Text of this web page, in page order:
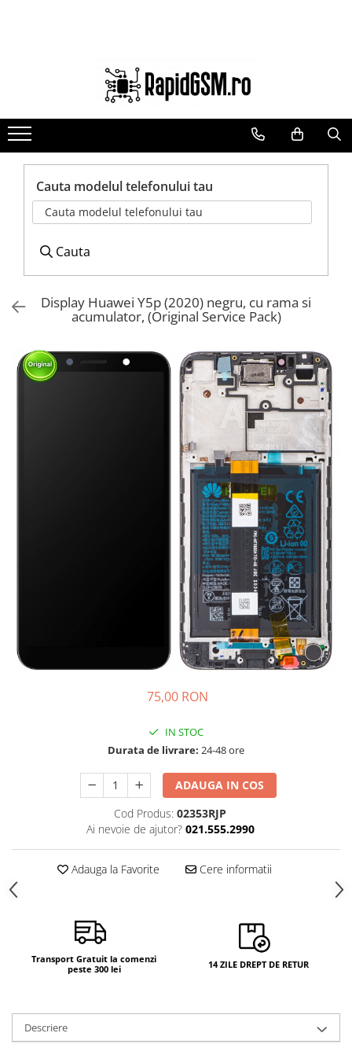
seria M
seria N(note)
seria Y
tableta
Casti
Folie protectie STICLA
Stocare
Suport auto
Benzi flex si butoane
Camere si subansamble
Carcase si capace
Suport SIM
Suruburi si adezivi
Touchscreen
Cauta modelul telefonului tau
Cauta modelul telefonului tau
Cauta
Display Huawei Y5p (2020) negru, cu rama si
acumulator, (Original Service Pack)
75,00 RON
IN STOC
Durata de livrare: 24-48 ore
ADAUGA IN COS
Cod Produs: 02353RJP
Ai nevoie de ajutor? 021.555.2990
Adauga la Favorite Cere informatii
Transport Gratuit la comenzi
peste 300 lei
14 ZILE DREPT DE RETUR
Descriere